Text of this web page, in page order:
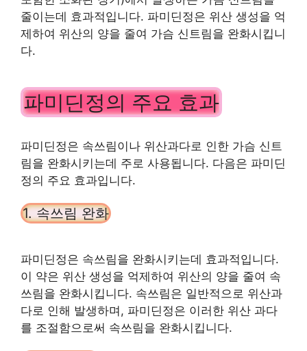
줄이는데 효과적입니다. 파미딘정은 위산 생성을 억
제하여 위산의 양을 줄여 가슴 신트림을 완화시킵니
다.
파미딘정의 주요 효과
파미딘정은 속쓰림이나 위산과다로 인한 가슴 신트
림을 완화시키는데 주로 사용됩니다. 다음은 파미딘
정의 주요 효과입니다.
1. 속쓰림 완화
파미딘정은 속쓰림을 완화시키는데 효과적입니다.
이 약은 위산 생성을 억제하여 위산의 양을 줄여 속
쓰림을 완화시킵니다. 속쓰림은 일반적으로 위산과
다로 인해 발생하며, 파미딘정은 이러한 위산 과다
를 조절함으로써 속쓰림을 완화시킵니다.